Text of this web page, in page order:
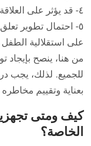
٤- قد يؤثر على العلاقة الزوجية والخصوصية.
٥- احتمال تطوير تعلق مفرط بالأم يصعب تجاوزه. و
على استقلالية الطفل
من هنا، ينصح بإيجاد
للجميع. لذلك، يجب
بعناية وتقييم
كيف ومتى
الخاصة؟